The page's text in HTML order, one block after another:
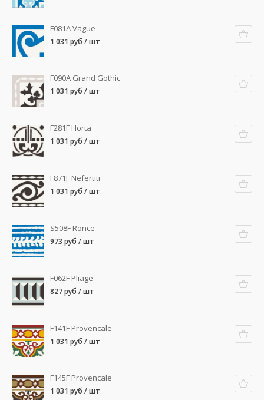
F081A Vague
1 031 руб / шт
F090A Grand Gothic
1 031 руб / шт
F281F Horta
1 031 руб / шт
F871F Nefertiti
1 031 руб / шт
S508F Ronce
973 руб / шт
F062F Pliage
827 руб / шт
F141F Provencale
1 031 руб / шт
F145F Provencale
1 031 руб / шт